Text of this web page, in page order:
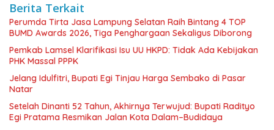
Berita Terkait
Perumda Tirta Jasa Lampung Selatan Raih Bintang 4 TOP
BUMD Awards 2026, Tiga Penghargaan Sekaligus Diborong
Pemkab Lamsel Klarifikasi Isu UU HKPD: Tidak Ada Kebijakan
PHK Massal PPPK
Jelang Idulfitri, Bupati Egi Tinjau Harga Sembako di Pasar
Natar
Setelah Dinanti 52 Tahun, Akhirnya Terwujud: Bupati Radityo
Egi Pratama Resmikan Jalan Kota Dalam–Budidaya